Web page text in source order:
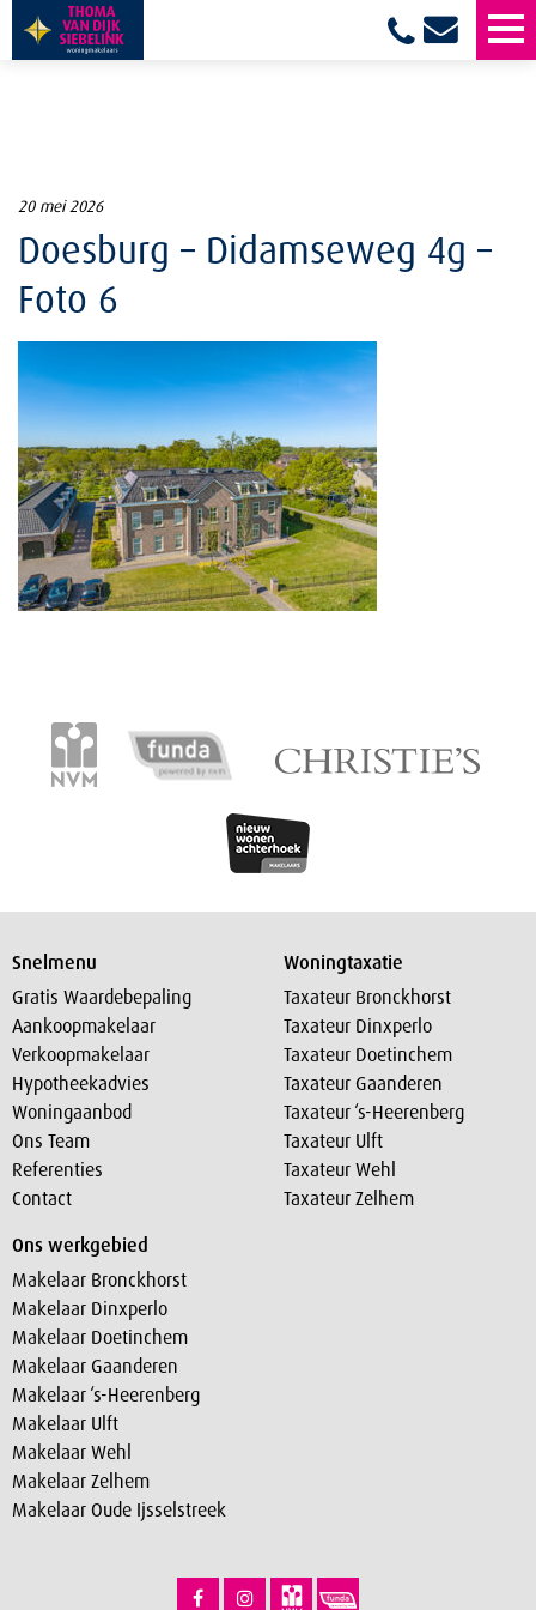
20 mei 2026
Doesburg – Didamseweg 4g –
Foto 6
Snelmenu
Gratis Waardebepaling
Aankoopmakelaar
Verkoopmakelaar
Hypotheekadvies
Woningaanbod
Ons Team
Referenties
Contact
Woningtaxatie
Taxateur Bronckhorst
Taxateur Dinxperlo
Taxateur Doetinchem
Taxateur Gaanderen
Taxateur ‘s-Heerenberg
Taxateur Ulft
Taxateur Wehl
Taxateur Zelhem
Ons werkgebied
Makelaar Bronckhorst
Makelaar Dinxperlo
Makelaar Doetinchem
Makelaar Gaanderen
Makelaar ‘s-Heerenberg
Makelaar Ulft
Makelaar Wehl
Makelaar Zelhem
Makelaar Oude Ijsselstreek